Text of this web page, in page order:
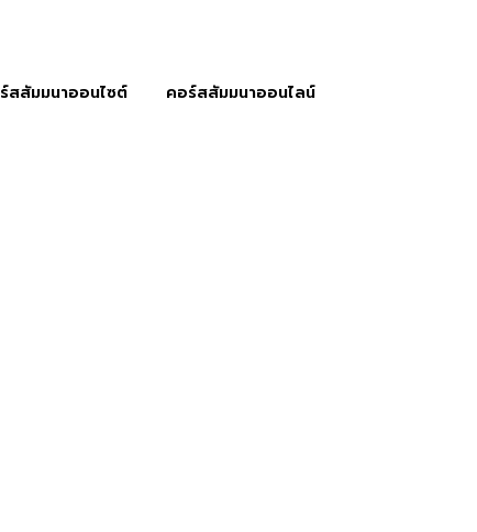
สสัมมนาออนไซต์ คอร์สสัมมนาออนไลน์